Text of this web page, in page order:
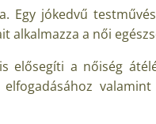
jókedvű
alkalmazza a női
elősegíti a nőiség